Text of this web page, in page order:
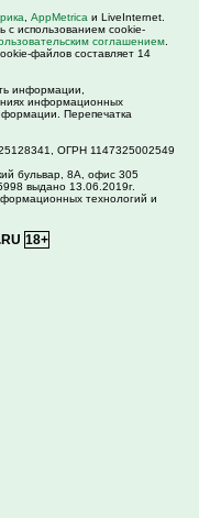
AppMetrica и LiveInternet.
с использованием cookie-
соглашением
файлов составляет 14
информации,
информационных
Перепечатка
ОГРН 1147325002549
бульвар, 8А, офис 305
выдано 13.06.2019г.
технологий и
18+